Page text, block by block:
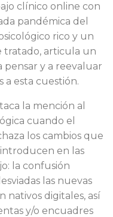
clínico online con
pandémica del
rico y un
tratado, articula un
pensar y a reevaluar
a esta cuestión.
la mención al
cuando el
los cambios que
en las
la confusión
las nuevas
nativos digitales, así
y/o encuadres